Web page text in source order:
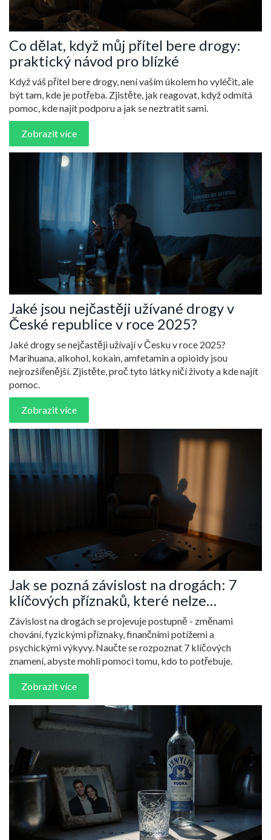
Co dělat, když můj přítel bere drogy:
praktický návod pro blízké
Když váš přítel bere drogy, není vaším úkolem ho vyléčit, ale
být tam, kde je potřeba. Zjistěte, jak reagovat, když odmítá
pomoc, kde najít podporu a jak se neztratit sami.
Zobrazit více
Jaké jsou nejčastěji užívané drogy v
České republice v roce 2025?
Jaké drogy se nejčastěji užívají v Česku v roce 2025?
Marihuana, alkohol, kokain, amfetamin a opioidy jsou
nejrozšířenější. Zjistěte, proč tyto látky ničí životy a kde najít
pomoc.
Zobrazit více
Jak se pozná závislost na drogách: 7
klíčových příznaků, které nelze
přehlédnout
Závislost na drogách se projevuje postupně - změnami
chování, fyzickými příznaky, finančními potížemi a
psychickými výkyvy. Naučte se rozpoznat 7 klíčových
znamení, abyste mohli pomoci tomu, kdo to potřebuje.
Zobrazit více